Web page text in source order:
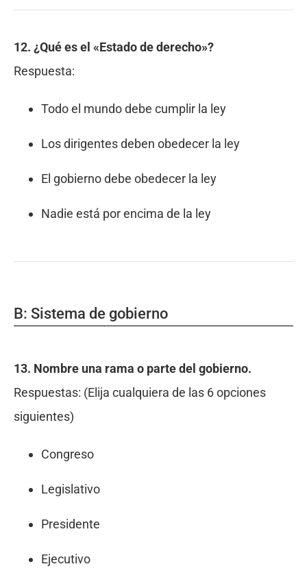
12. ¿Qué es el «Estado de derecho»?
Respuesta:
Todo el mundo debe cumplir la ley
Los dirigentes deben obedecer la ley
El gobierno debe obedecer la ley
Nadie está por encima de la ley
B: Sistema de gobierno
13. Nombre una rama o parte del gobierno.
Respuestas: (Elija cualquiera de las 6 opciones
siguientes)
Congreso
Legislativo
Presidente
Ejecutivo